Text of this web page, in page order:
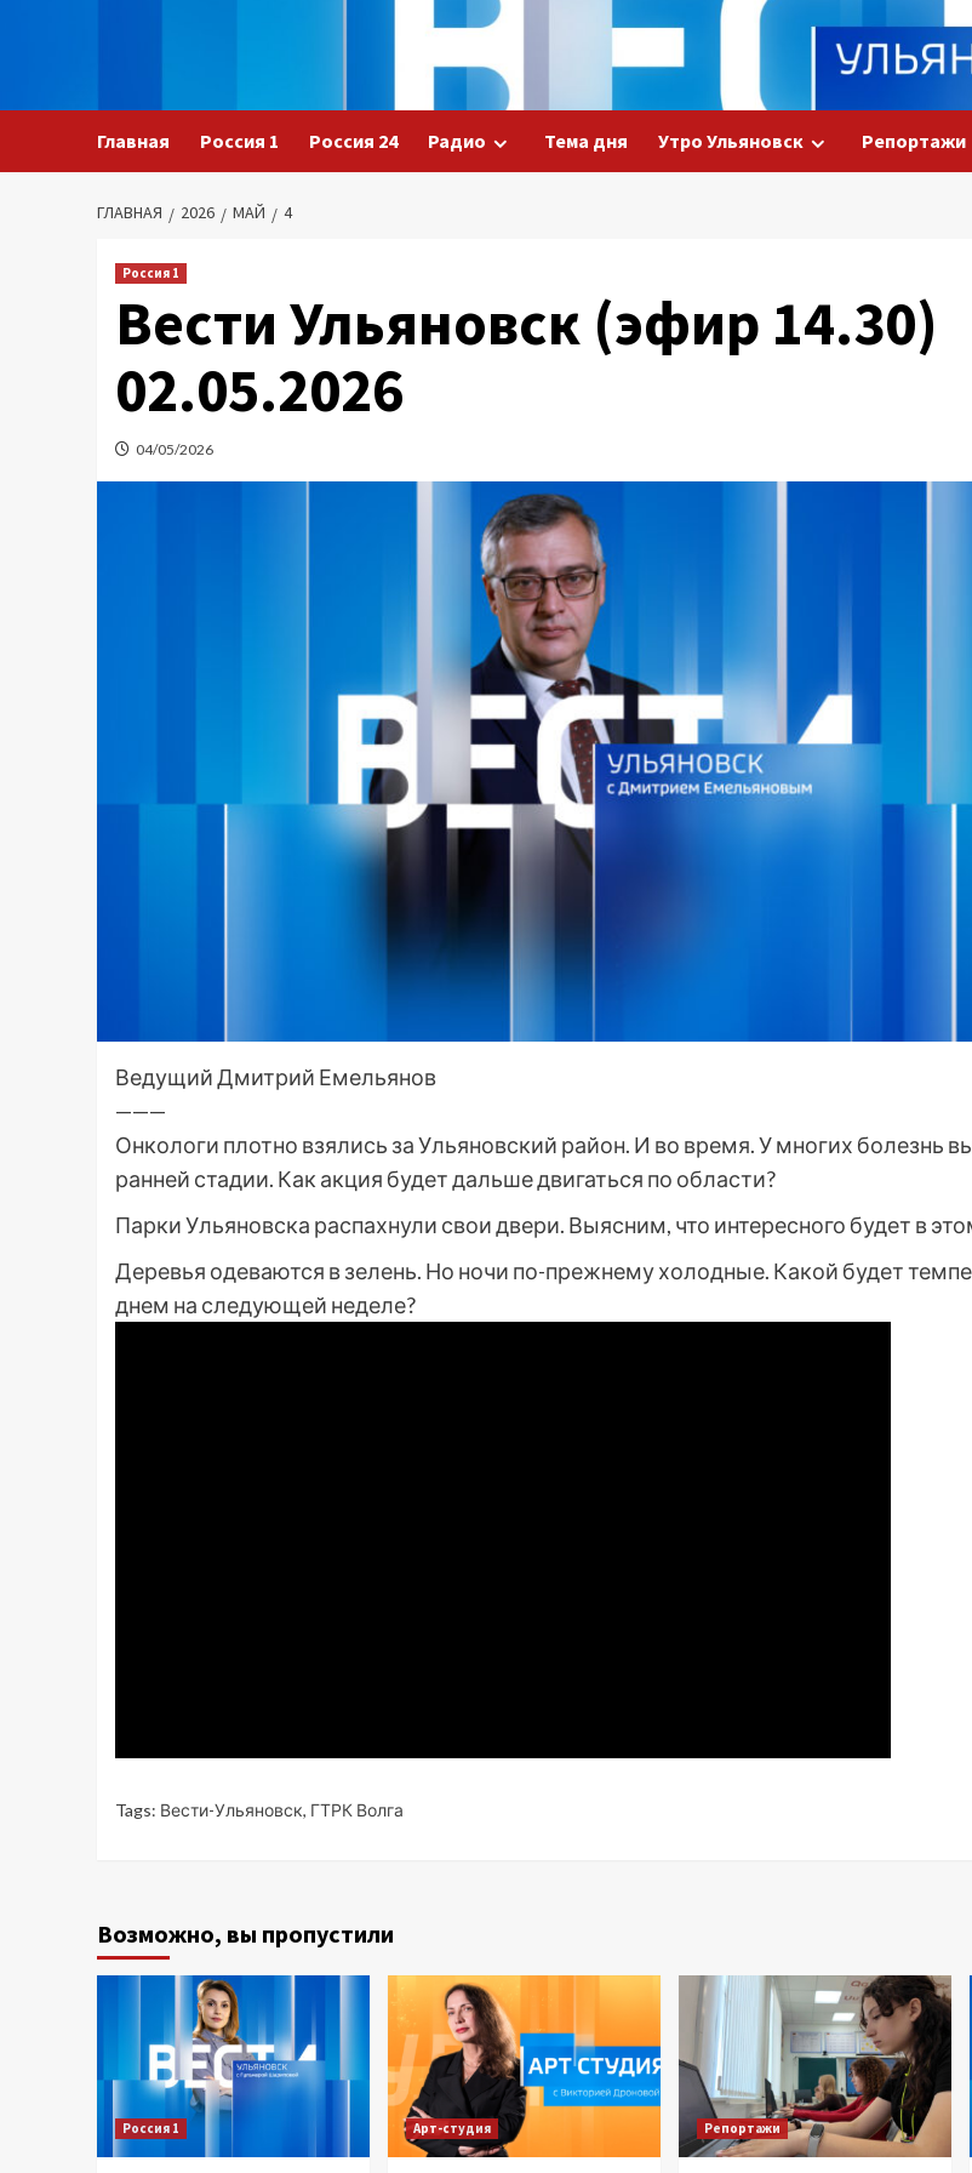
Главная Россия 1 Россия 24 Радио Тема дня Утро Ульяновск Репортажи
ГЛАВНАЯ 2026 МАЙ 4
Россия 1
Вести Ульяновск (эфир 14.30)
02.05.2026
04/05/2026
Ведущий Дмитрий Емельянов
———
Онкологи плотно взялись за Ульяновский район. И во время. У многих болезнь
ранней стадии. Как акция будет дальше двигаться по области?
Парки Ульяновска распахнули свои двери. Выясним, что интересного будет в
Деревья одеваются в зелень. Но ночи по-прежнему холодные. Какой будет
днем на следующей неделе?
Tags: Вести-Ульяновск, ГТРК Волга
Возможно, вы пропустили
Россия 1 Арт-студия Репортажи